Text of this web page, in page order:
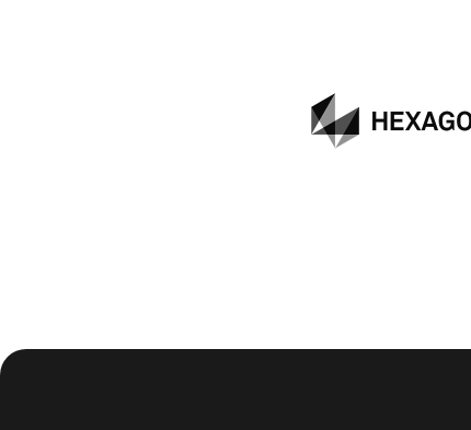
Hexagon